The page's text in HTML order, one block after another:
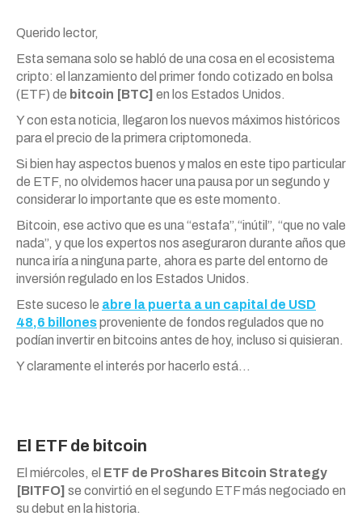
Querido lector,
Esta semana solo se habló de una cosa en el ecosistema
cripto: el lanzamiento del primer fondo cotizado en bolsa
(ETF) de bitcoin [BTC] en los Estados Unidos.
Y con esta noticia, llegaron los nuevos máximos históricos
para el precio de la primera criptomoneda.
Si bien hay aspectos buenos y malos en este tipo particular
de ETF, no olvidemos hacer una pausa por un segundo y
considerar lo importante que es este momento.
Bitcoin, ese activo que es una “estafa”,“inútil”, “que no vale
nada”, y que los expertos nos aseguraron durante años que
nunca iría a ninguna parte, ahora es parte del entorno de
inversión regulado en los Estados Unidos.
Este suceso le abre la puerta a un capital de USD
48,6 billonesproveniente de fondos regulados que no
podían invertir en bitcoins antes de hoy, incluso si quisieran.
Y claramente el interés por hacerlo está…
El ETF de bitcoin
El miércoles, el ETF de ProShares Bitcoin Strategy
[BITFO] se convirtió en el segundo ETF más negociado en
su debut en la historia.